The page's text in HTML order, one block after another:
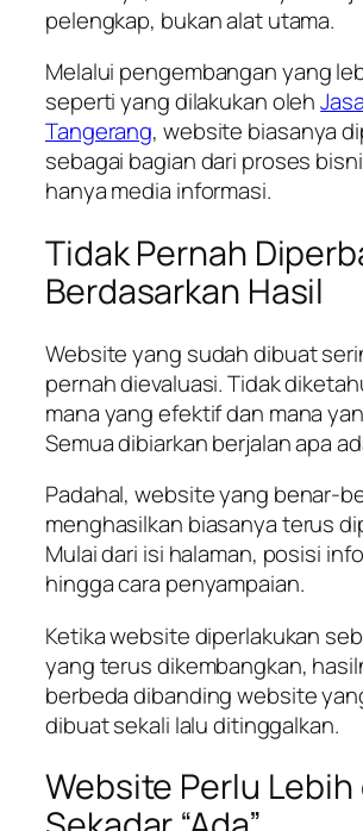
pelengkap, bukan alat utama.
Melalui pengembangan yang
seperti yang dilakukan oleh
Tangerang, website biasanya
sebagai bagian dari proses
hanya media informasi.
Tidak Pernah
Berdasarkan Hasil
Website yang sudah dibuat
pernah dievaluasi. Tidak
mana yang efektif dan mana
Semua dibiarkan berjalan apa
Padahal, website yang benar-
menghasilkan biasanya terus
Mulai dari isi halaman, posisi
hingga cara penyampaian.
Ketika website diperlakukan
yang terus dikembangkan,
berbeda dibanding website
dibuat sekali lalu ditinggalkan.
Website Perlu Lebih